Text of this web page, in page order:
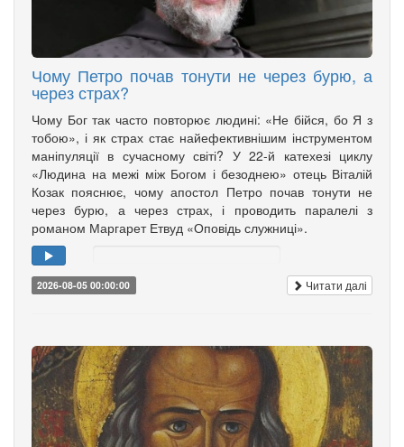
Чому Петро почав тонути не через бурю, а
через страх?
Чому Бог так часто повторює людині: «Не бійся, бо Я з
тобою», і як страх стає найефективнішим інструментом
маніпуляції в сучасному світі? У 22-й катехезі циклу
«Людина на межі між Богом і безоднею» отець Віталій
Козак пояснює, чому апостол Петро почав тонути не
через бурю, а через страх, і проводить паралелі з
романом Маргарет Етвуд «Оповідь служниці».
2026-08-05 00:00:00 Читати далі